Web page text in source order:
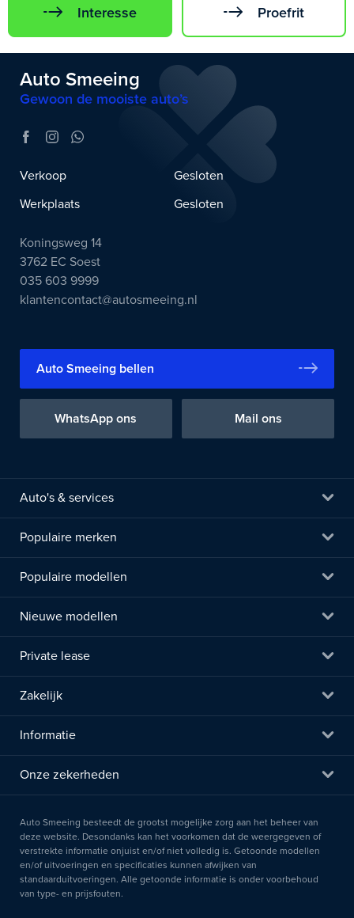
Interesse Proefrit
Auto Smeeing
Gewoon de mooiste auto’s
Verkoop
Gesloten
Werkplaats
Gesloten
Koningsweg 14
3762 EC Soest
035 603 9999
klantencontact@autosmeeing.nl
Auto Smeeing bellen
WhatsApp ons Mail ons
Auto's & services
Populaire merken
Populaire modellen
Nieuwe modellen
Private lease
Zakelijk
Informatie
Onze zekerheden
Auto Smeeing besteedt de grootst mogelijke zorg aan het beheer van
deze website. Desondanks kan het voorkomen dat de weergegeven of
verstrekte informatie onjuist en/of niet volledig is. Getoonde modellen
en/of uitvoeringen en specificaties kunnen afwijken van
standaarduitvoeringen. Alle getoonde informatie is onder voorbehoud
van type- en prijsfouten.